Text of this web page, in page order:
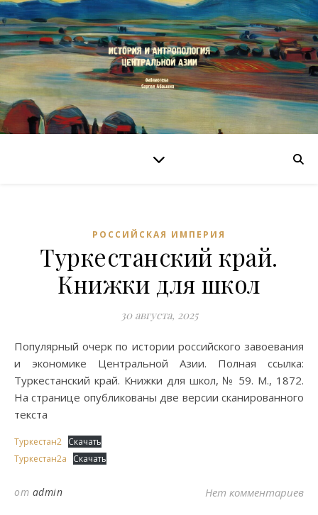
РОССИЙСКАЯ ИМПЕРИЯ
Туркестанский край.
Книжки для школ
30 августа, 2025
Популярный очерк по истории российского завоевания
и экономике Центральной Азии. Полная ссылка:
Туркестанский край. Книжки для школ, № 59. М., 1872.
На странице опубликованы две версии сканированного
текста
Туркестан2 Скачать
Туркестан2а
Скачать
от admin Нет комментариев